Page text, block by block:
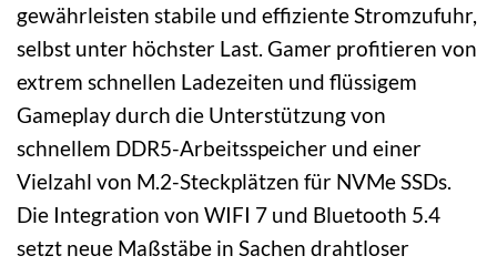
gewährleisten stabile und effiziente Stromzufuhr,
selbst unter höchster Last. Gamer profitieren von
extrem schnellen Ladezeiten und flüssigem
Gameplay durch die Unterstützung von
schnellem DDR5-Arbeitsspeicher und einer
Vielzahl von M.2-Steckplätzen für NVMe SSDs.
Die Integration von WIFI 7 und Bluetooth 5.4
setzt neue Maßstäbe in Sachen drahtloser